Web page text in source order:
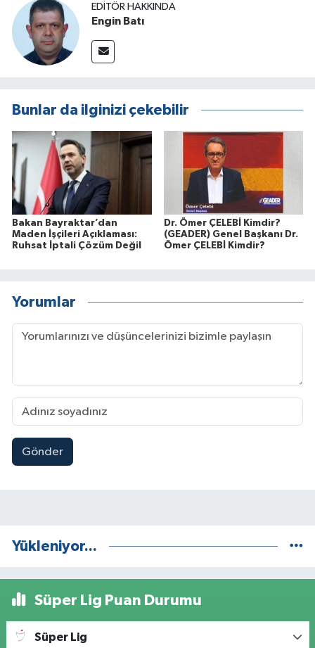
EDITÖR HAKKINDA
Engin Batı
Bunlar da ilginizi çekebilir
Bakan Bayraktar’dan
Maden İşçileri Açıklaması:
Ruhsat İptali Çözüm Değil
Dr. Ömer ÇELEBİ Kimdir?
(GEADER) Genel Başkanı Dr.
Ömer ÇELEBİ Kimdir?
Yorumlar
Gönder
Yükleniyor...
Süper Lig Puan Durumu
Süper Lig